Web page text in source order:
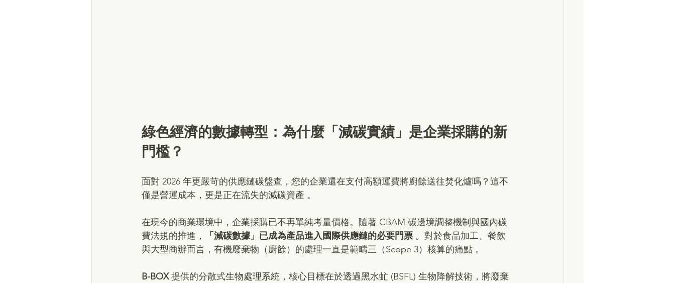
綠色經濟的數據轉型：為什麼「減碳實績」是企業採購的新
門檻？
面對 2026 年更嚴苛的供應鏈碳盤查，您的企業還在支付高額運費將廚餘送往焚化爐嗎？這不
僅是營運成本，更是正在流失的減碳資產 。
在現今的商業環境中，企業採購已不再單純考量價格。隨著 CBAM 碳邊境調整機制與國內碳
費法規的推進，
「減碳數據」已成為產品進入國際供應鏈的必要門票 。對於食品加工、餐飲
與大型商辦而言，有機廢棄物（廚餘）的處理一直是範疇三（Scope 3）核算的痛點 。
B-BOX 提供的分散式生物處理系統，核心目標在於透過黑水虻 (BSFL) 生物降解技術，將廢棄